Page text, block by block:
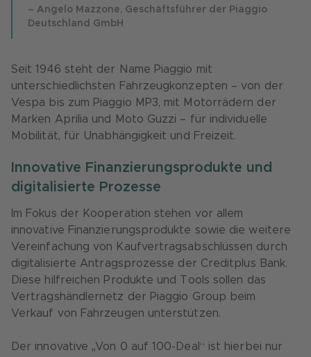
– Angelo Mazzone, Geschäftsführer der Piaggio
Deutschland GmbH
Seit 1946 steht der Name Piaggio mit
unterschiedlichsten Fahrzeugkonzepten – von der
Vespa bis zum Piaggio MP3, mit Motorrädern der
Marken Aprilia und Moto Guzzi – für individuelle
Mobilität, für Unabhängigkeit und Freizeit.
Innovative Finanzierungsprodukte und
digitalisierte Prozesse
Im Fokus der Kooperation stehen vor allem
innovative Finanzierungsprodukte sowie die weitere
Vereinfachung von Kaufvertragsabschlüssen durch
digitalisierte Antragsprozesse der Creditplus Bank.
Diese hilfreichen Produkte und Tools sollen das
Vertragshändlernetz der Piaggio Group beim
Verkauf von Fahrzeugen unterstützen.
Der innovative „Von 0 auf 100-Deal“ ist hierbei nur